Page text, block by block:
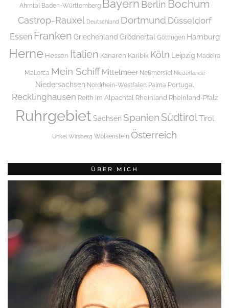
Ahrntal Baden-Württemberg Bayern Berlin Bochum
Castrop-Rauxel Deutschland Dortmund Düsseldorf
Essen Franken Griechenland Grödnertal Göttingen Hamburg
Herne Hessen Italien Kanaren Karibik Köln Leipzig Madeira
Mallorca Mein Schiff Mittelmeer Neßmersiel Niederlande
Niedersachsen Nordrhein-Westfalen Palma Portugal
Recklinghausen Reith im Alpachtal Rheinland Rheinland-Pfalz
Ruhrgebiet Sachsen Spanien SüdtirolTirol
Unkel Wirsberg Wolkenstein Österreich
ÜBER MICH